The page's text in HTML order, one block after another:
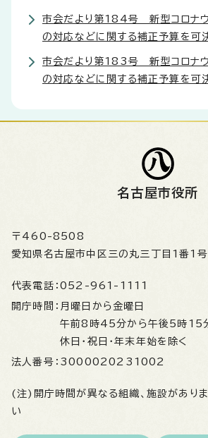
市会だより第184号 新型コロナ
の対応などに関する補正予算を可
市会だより第183号 新型コロナ
の対応などに関する補正予算を可
名古屋市役所
〒460-8508
愛知県名古屋市中区三の丸三丁目1番1号
代表電話： 052-961-1111
開庁時間： 月曜日から金曜日
午前8時45分から午後5時15
休日・祝日・年末年始を除く
法人番号： 3000020231002
(注)開庁時間が異なる組織、施設があり
い